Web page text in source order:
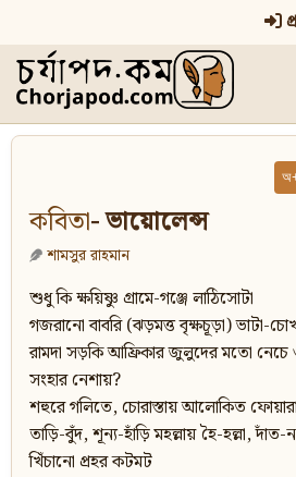
কবিতা- ভায়োলেন্স
শামসুর রাহমান
শুধু কি ক্ষয়িষ্ণু গ্রামে-গঞ্জে লাঠিসোটা
গজরানো বাবরি (ঝড়মত্ত বৃক্ষচূড়া) ভাটা-
রামদা সড়কি আফ্রিকার জুলুদের মতো
সংহার নেশায়?
শহুরে গলিতে, চোরাস্তায় আলোকিত
তাড়ি-বুঁদ, শূন্য-হাঁড়ি মহল্লায় হৈ-হল্লা, দাঁত-
খিঁচানো প্রহর কটমট